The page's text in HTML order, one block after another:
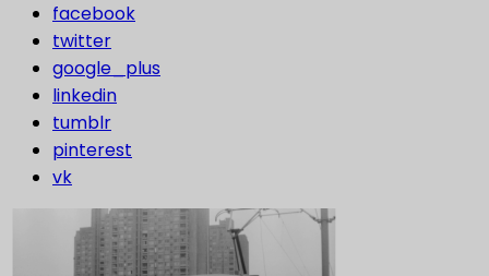
facebook
twitter
google_plus
linkedin
tumblr
pinterest
vk